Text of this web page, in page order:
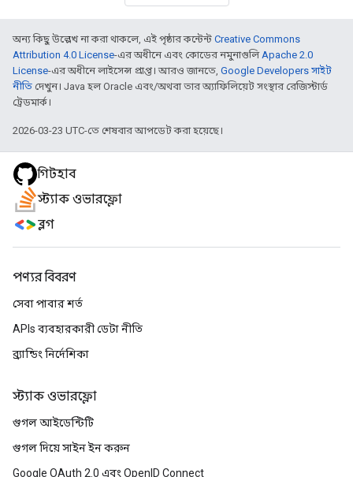
অন্য কিছু উল্লেখ না করা থাকলে, এই পৃষ্ঠার কন্টেন্ট Creative Commons
Attribution 4.0 License-এর অধীনে এবং কোডের নমুনাগুলি Apache 2.0
License-এর অধীনে লাইসেন্স প্রাপ্ত। আরও জানতে, Google Developers সাইট
নীতি দেখুন। Java হল Oracle এবং/অথবা তার অ্যাফিলিয়েট সংস্থার রেজিস্টার্ড
ট্রেডমার্ক।
2026-03-23 UTC-তে শেষবার আপডেট করা হয়েছে।
গিটহাব
স্ট্যাক ওভারফ্লো
ব্লগ
পণ্যর বিবরণ
সেবা পাবার শর্ত
APIs ব্যবহারকারী ডেটা নীতি
ব্র্যান্ডিং নির্দেশিকা
স্ট্যাক ওভারফ্লো
গুগল আইডেন্টিটি
গুগল দিয়ে সাইন ইন করুন
Google OAuth 2.0 এবং OpenID Connect